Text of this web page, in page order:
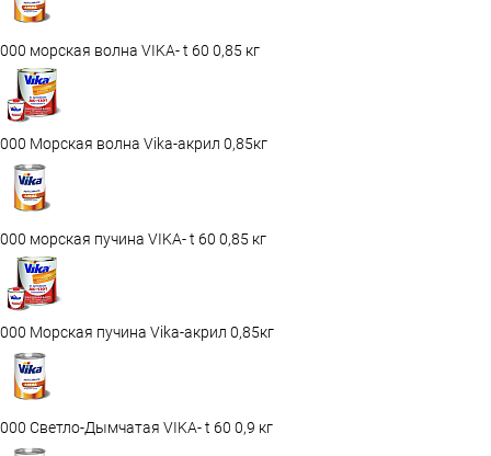
000 морская волна VIKA- t 60 0,85 кг
000 Морская волна Vika-акрил 0,85кг
000 морская пучина VIKA- t 60 0,85 кг
000 Морская пучина Vika-акрил 0,85кг
000 Светло-Дымчатая VIKA- t 60 0,9 кг